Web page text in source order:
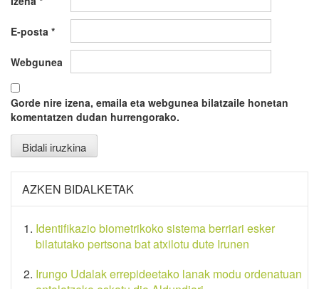
E-posta *
Webgunea
Gorde nire izena, emaila eta webgunea bilatzaile honetan
komentatzen dudan hurrengorako.
AZKEN BIDALKETAK
Identifikazio biometrikoko sistema berriari esker
bilatutako pertsona bat atxilotu dute Irunen
Irungo Udalak errepideetako lanak modu ordenatuan